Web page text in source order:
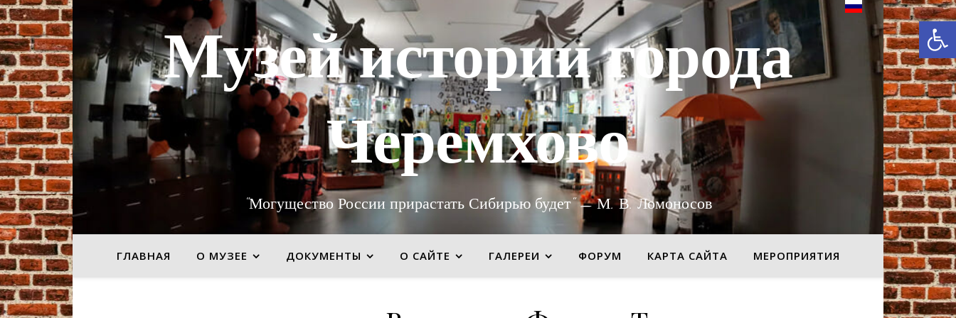
Музей истории города
Черемхово
"Могущество России прирастать Сибирью будет" — М. В. Ломоносов
ГЛАВНАЯ О МУЗЕЕ ДОКУМЕНТЫ О САЙТЕ ГАЛЕРЕИ ФОРУМ КАРТА САЙТА МЕРОПРИЯТИЯ